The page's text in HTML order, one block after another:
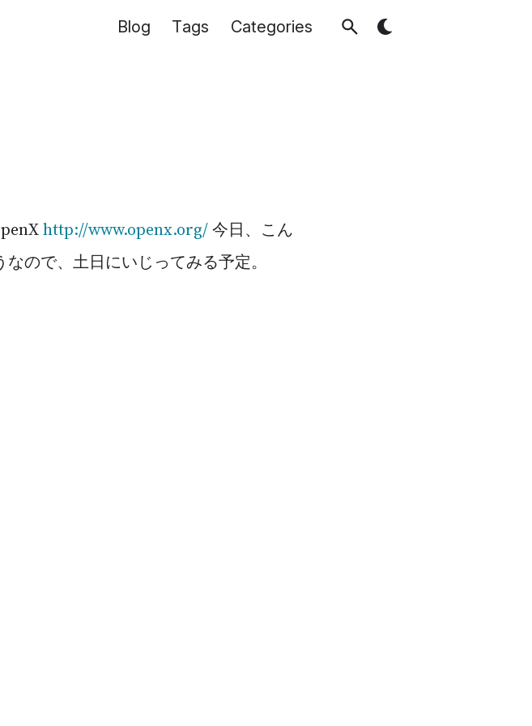
Blog Tags Categories
http://www.openx.org/今日、こん
ので、土日にいじってみる予定。